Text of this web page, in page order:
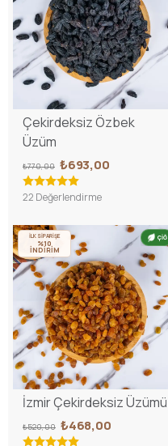
Çekirdeksiz Özbek
Üzüm
₺770,00 ₺693,00
22 Değerlendirme
ÇİĞ
İLK SİPARİŞE
%10
İNDİRİM
İzmir Çekirdeksiz Üzümü
₺520,00 ₺468,00